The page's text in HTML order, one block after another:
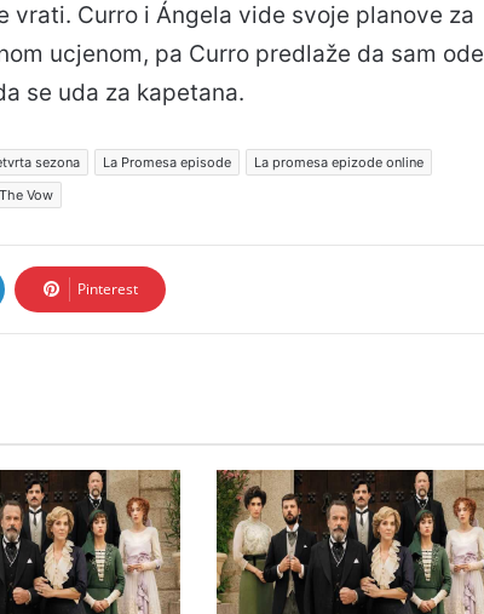
vrati. Curro i Ángela vide svoje planove za
ucjenom, pa Curro predlaže da sam ode
se uda za kapetana.
sezona La Promesa episode
La promesa epizode online
The Vow
Pinterest